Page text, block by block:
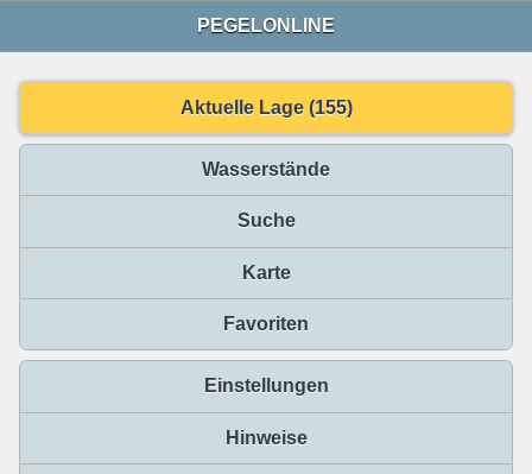
PEGELONLINE
Aktuelle Lage (155)
Wasserstände
Suche
Karte
Favoriten
Einstellungen
Hinweise